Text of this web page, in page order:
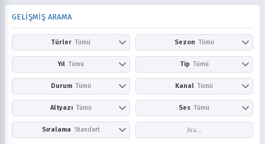
GELİŞMİŞ ARAMA
Türler Tümü
Aile
Aksiyon
Askeri
Award Winning Belgesel
Comedy
Doğaüstü
Dram
Drama
Sezon Tümü
Yaz
Sonbahar
Yıl Tümü
2025
2024
2023
2021
2020 2019
Tip Tümü
Çizgi Film
Dizi
Film
Durum Tümü
Devam Ediyor Tamamlandı
Kanal Tümü
Disney+
HBO Max /
Altyazı Tümü
Altyazısız Türkçe
Ses Tümü
Sıralama Standart